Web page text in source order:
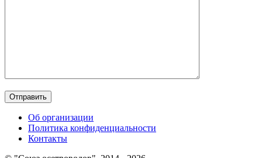
Об организации
Политика конфиденциальности
Контакты